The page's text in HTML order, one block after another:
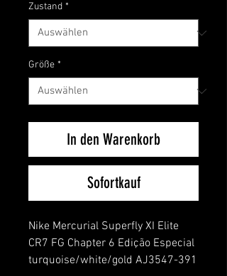
Zustand *
Größe *
In den Warenkorb
Sofortkauf
Nike Mercurial Superfly XI Elite
CR7 FG Chapter 6 Edição Especial
turquoise/white/gold AJ3547-391